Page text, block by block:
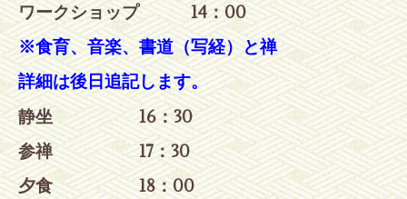
ワークショップ 14：00
※食育、音楽、書道（写経）と禅
詳細は後日追記します。
静坐 16：30
参禅 17：30
夕食 18：00